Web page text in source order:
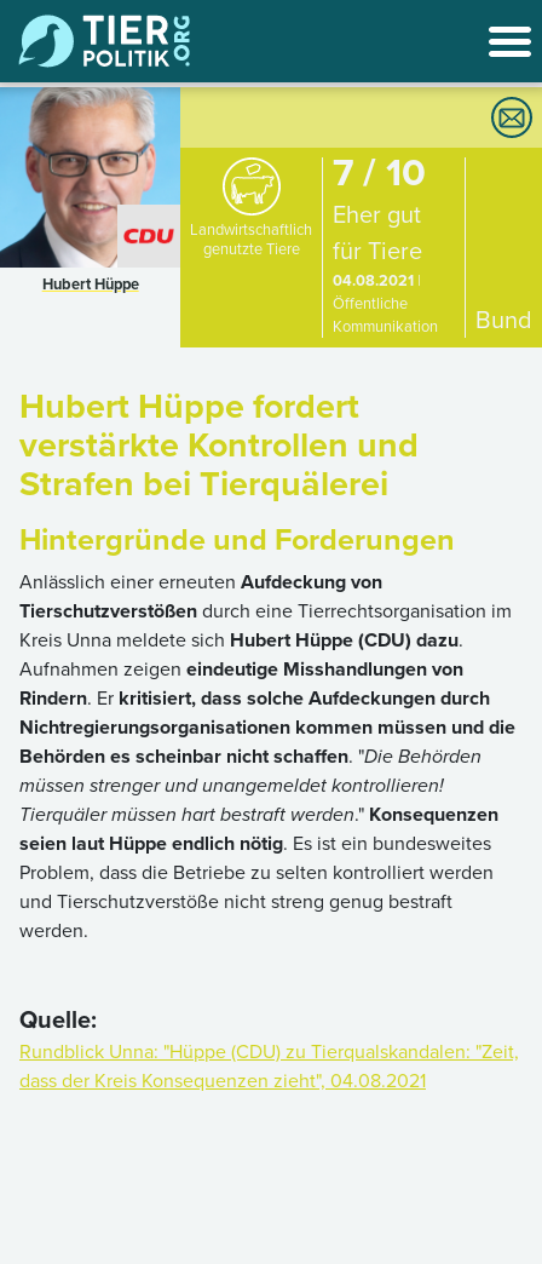
Hubert Hüppe
Landwirtschaftlich
genutzte Tiere
7 / 10
Eher gut
für Tiere
04.08.2021 |
Öffentliche
Kommunikation
Bund
Hubert Hüppe fordert
verstärkte Kontrollen und
Strafen bei Tierquälerei
Hintergründe und Forderungen
Anlässlich einer erneuten Aufdeckung von
Tierschutzverstößendurch eine Tierrechtsorganisation im
Kreis Unna meldete sich Hubert Hüppe (CDU) dazu.
Aufnahmen zeigen eindeutige Misshandlungen von
Rindern. Er kritisiert, dass solche Aufdeckungen durch
Nichtregierungsorganisationen kommen müssen und die
Behörden es scheinbar nicht schaffen. "Die Behörden
müssen strenger und unangemeldet kontrollieren!
Tierquäler müssen hart bestraft werden." Konsequenzen
seien laut Hüppe endlich nötig. Es ist ein bundesweites
Problem, dass die Betriebe zu selten kontrolliert werden
und Tierschutzverstöße nicht streng genug bestraft
werden.
Quelle:
Rundblick Unna: "Hüppe (CDU) zu Tierqualskandalen: "Zeit,
dass der Kreis Konsequenzen zieht", 04.08.2021